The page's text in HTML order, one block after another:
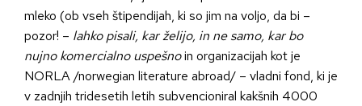
mleko (ob vseh štipendijah, ki so jim na voljo, da bi –
pozor! – lahko pisali, kar želijo, in ne samo, kar bo
nujno komercialno uspešnoin organizacijah kot je
NORLA /norwegian literature abroad/ – vladni fond, ki je
v zadnjih tridesetih letih subvencioniral kakšnih 4000